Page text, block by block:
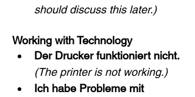
should discuss this later.)
Working with Technology
Der Drucker funktioniert nicht.
(The printer is not working.)
Ich habe Probleme mit